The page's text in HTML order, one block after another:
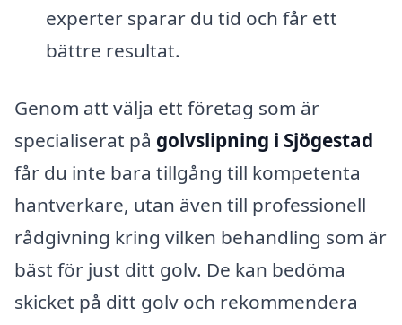
experter sparar du tid och får ett
bättre resultat.
Genom att välja ett företag som är
specialiserat på golvslipning i Sjögestad
får du inte bara tillgång till kompetenta
hantverkare, utan även till professionell
rådgivning kring vilken behandling som är
bäst för just ditt golv. De kan bedöma
skicket på ditt golv och rekommendera